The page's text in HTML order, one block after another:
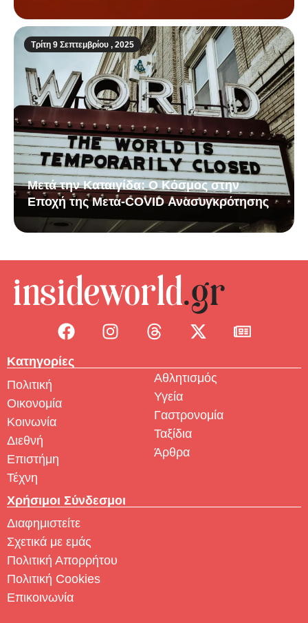
Τρίτη 9 Σεπτεμβρίου , 2025
Μετά την Καταιγίδα: Ο Κόσμος στην
Εποχή της Μετα-COVID Ανασυγκρότησης
Κατηγορίες
Πολιτική
Οικονομία
Κοινωνία
Διεθνή
Επιστήμη
Τέχνη
Αθλητισμός
Υγεία
Γαστρονομία
Ταξίδια
Άρθρα
Χρήσιμοι Σύνδεσμοι
Διαφημιστείτε
Σχετικά με εμάς
Πολιτική Απορρήτου
Πολιτική Cookies
Επικοινωνία